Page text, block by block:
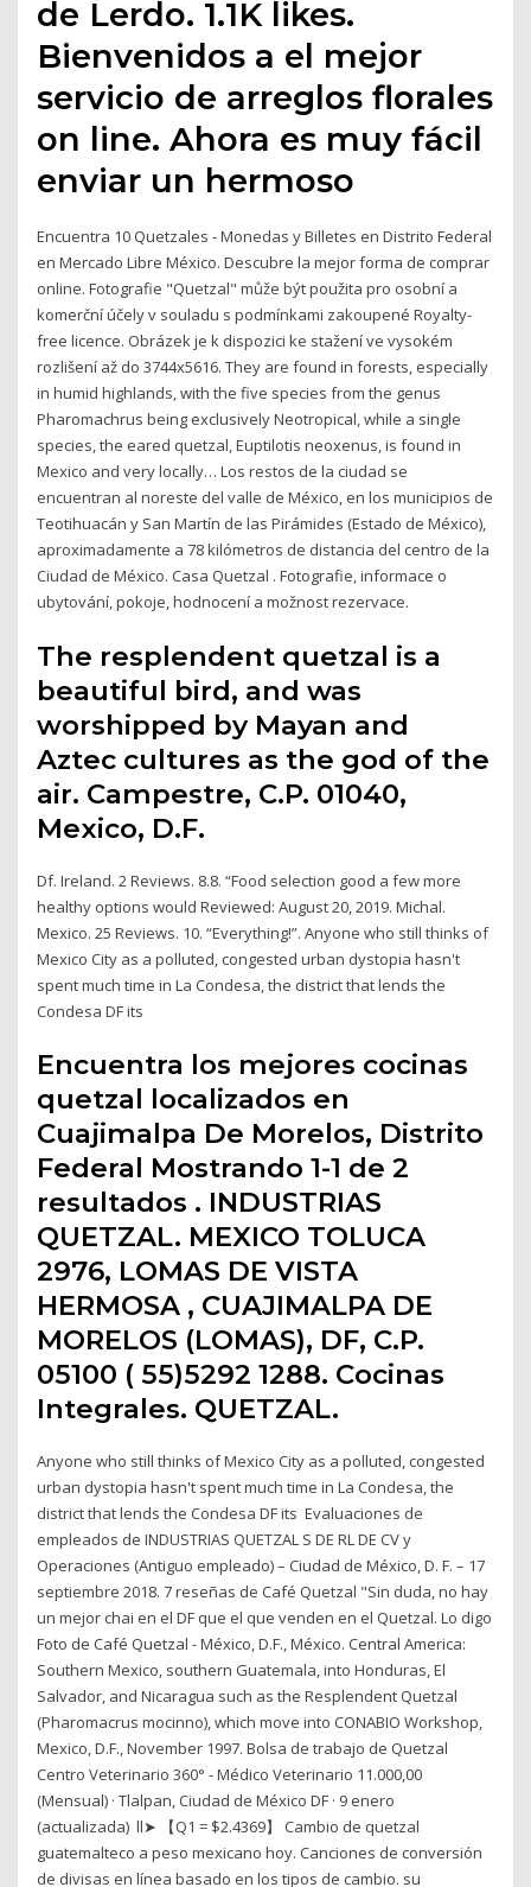
de Lerdo. 1.1K likes.
Bienvenidos a el mejor
servicio de arreglos florales
on line. Ahora es muy fácil
enviar un hermoso
Encuentra 10 Quetzales - Monedas y Billetes en Distrito Federal
en Mercado Libre México. Descubre la mejor forma de comprar
online. Fotografie "Quetzal" může být použita pro osobní a
komerční účely v souladu s podmínkami zakoupené Royalty-
free licence. Obrázek je k dispozici ke stažení ve vysokém
rozlišení až do 3744x5616. They are found in forests, especially
in humid highlands, with the five species from the genus
Pharomachrus being exclusively Neotropical, while a single
species, the eared quetzal, Euptilotis neoxenus, is found in
Mexico and very locally… Los restos de la ciudad se
encuentran al noreste del valle de México, en los municipios de
Teotihuacán y San Martín de las Pirámides (Estado de México),
aproximadamente a 78 kilómetros de distancia del centro de la
Ciudad de México. Casa Quetzal . Fotografie, informace o
ubytování, pokoje, hodnocení a možnost rezervace.
The resplendent quetzal is a
beautiful bird, and was
worshipped by Mayan and
Aztec cultures as the god of the
air. Campestre, C.P. 01040,
Mexico, D.F.
Df. Ireland. 2 Reviews. 8.8. “Food selection good a few more
healthy options would Reviewed: August 20, 2019. Michal.
Mexico. 25 Reviews. 10. “Everything!”. Anyone who still thinks of
Mexico City as a polluted, congested urban dystopia hasn't
spent much time in La Condesa, the district that lends the
Condesa DF its
Encuentra los mejores cocinas
quetzal localizados en
Cuajimalpa De Morelos, Distrito
Federal Mostrando 1-1 de 2
resultados . INDUSTRIAS
QUETZAL. MEXICO TOLUCA
2976, LOMAS DE VISTA
HERMOSA , CUAJIMALPA DE
MORELOS (LOMAS), DF, C.P.
05100 ( 55)5292 1288. Cocinas
Integrales. QUETZAL.
Anyone who still thinks of Mexico City as a polluted, congested
urban dystopia hasn't spent much time in La Condesa, the
district that lends the Condesa DF its Evaluaciones de
empleados de INDUSTRIAS QUETZAL S DE RL DE CV y
Operaciones (Antiguo empleado) – Ciudad de México, D. F. – 17
septiembre 2018. 7 reseñas de Café Quetzal "Sin duda, no hay
un mejor chai en el DF que el que venden en el Quetzal. Lo digo
Foto de Café Quetzal - México, D.F., México. Central America:
Southern Mexico, southern Guatemala, into Honduras, El
Salvador, and Nicaragua such as the Resplendent Quetzal
(Pharomacrus mocinno), which move into CONABIO Workshop,
Mexico, D.F., November 1997. Bolsa de trabajo de Quetzal
Centro Veterinario 360° - Médico Veterinario 11.000,00
(Mensual) · Tlalpan, Ciudad de México DF · 9 enero
(actualizada) ll➤ 【Q1 = $2.4369】 Cambio de quetzal
guatemalteco a peso mexicano hoy. Canciones de conversión
de divisas en línea basado en los tipos de cambio. su